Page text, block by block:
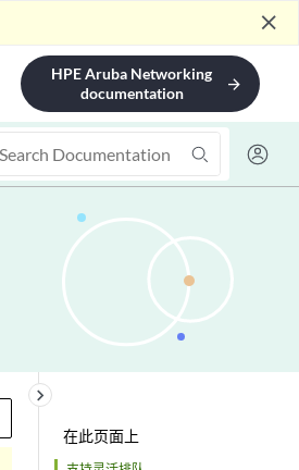
close
HPE Aruba Networking
documentation
arrow_forward
在此页面上
keyboard_arrow_right